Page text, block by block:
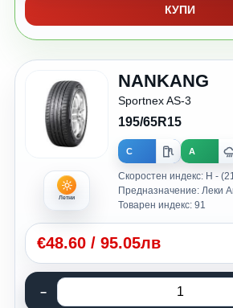
КУПИ
Летни
NANKANG
Sportnex AS-3
195/65R15
C A
Скоростен индекс: H -
Предназначение: Леки
Товарен индекс: 91
€48.60 / 95.05лв